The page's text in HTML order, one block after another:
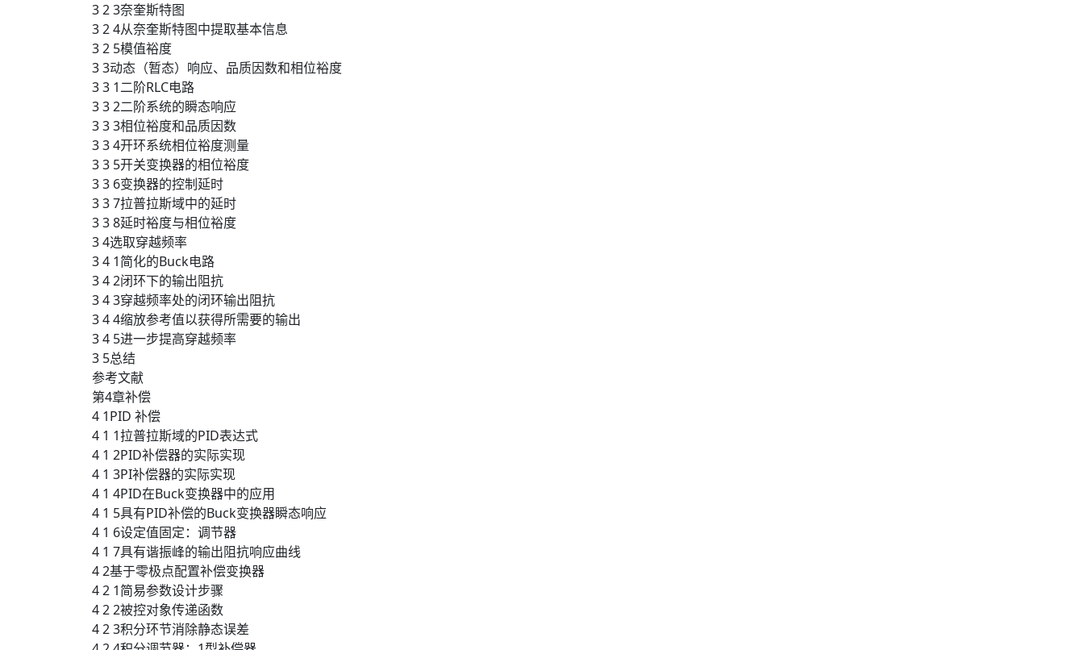
3 2 3奈奎斯特图
3 2 4从奈奎斯特图中提取基本信息
3 2 5模值裕度
3 3动态（暂态）响应、品质因数和相位裕度
3 3 1二阶RLC电路
3 3 2二阶系统的瞬态响应
3 3 3相位裕度和品质因数
3 3 4开环系统相位裕度测量
3 3 5开关变换器的相位裕度
3 3 6变换器的控制延时
3 3 7拉普拉斯域中的延时
3 3 8延时裕度与相位裕度
3 4选取穿越频率
3 4 1简化的Buck电路
3 4 2闭环下的输出阻抗
3 4 3穿越频率处的闭环输出阻抗
3 4 4缩放参考值以获得所需要的输出
3 4 5进一步提高穿越频率
3 5总结
参考文献
第4章补偿
4 1PID 补偿
4 1 1拉普拉斯域的PID表达式
4 1 2PID补偿器的实际实现
4 1 3PI补偿器的实际实现
4 1 4PID在Buck变换器中的应用
4 1 5具有PID补偿的Buck变换器瞬态响应
4 1 6设定值固定：调节器
4 1 7具有谐振峰的输出阻抗响应曲线
4 2基于零极点配置补偿变换器
4 2 1简易参数设计步骤
4 2 2被控对象传递函数
4 2 3积分环节消除静态误差